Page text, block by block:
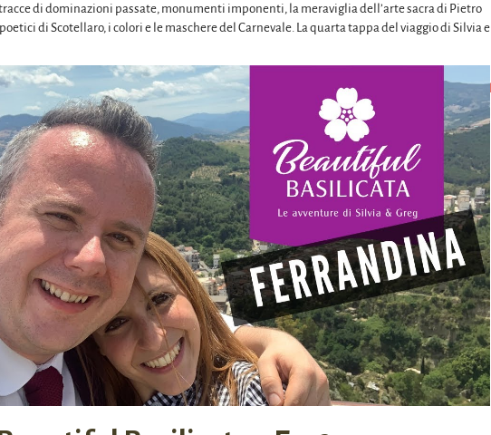
di dominazioni passate, monumenti imponenti, la meraviglia dell’arte sacra di Pietro
di Scotellaro, i colori e le maschere del Carnevale. La quarta tappa del viaggio di Silvia e